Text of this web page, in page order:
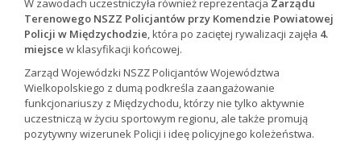
W zawodach uczestniczyła również reprezentacja Zarządu
Terenowego NSZZ Policjantów przy Komendzie Powiatowej
Policji w Międzychodzie, która po zaciętej rywalizacji zajęła 4.
miejsce w klasyfikacji końcowej.
Zarząd Wojewódzki NSZZ Policjantów Województwa
Wielkopolskiego z dumą podkreśla zaangażowanie
funkcjonariuszy z Międzychodu, którzy nie tylko aktywnie
uczestniczą w życiu sportowym regionu, ale także promują
pozytywny wizerunek Policji i ideę policyjnego koleżeństwa.